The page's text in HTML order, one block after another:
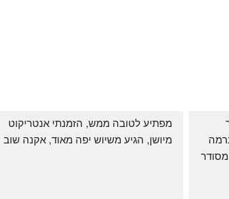
מיושן, הגיע משיוש יפה מאוד, אקנה שוב